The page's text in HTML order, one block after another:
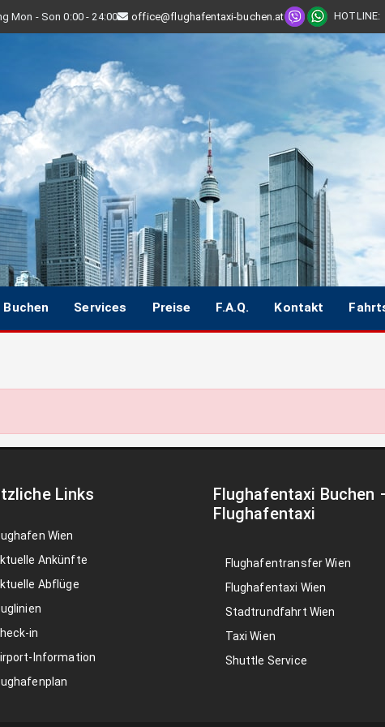
Mon - Son 0:00 - 24:00 office@flughafentaxi-buchen.at HOTLINE:
Buchen Services Preise F.A.Q. Kontakt
Links
Wien
Ankünfte
Abflüge
in
Information
Flughafentaxi Buchen
Flughafentaxi
Flughafentransfer Wien
Flughafentaxi Wien
Stadtrundfahrt Wien
Taxi Wien
Shuttle Service